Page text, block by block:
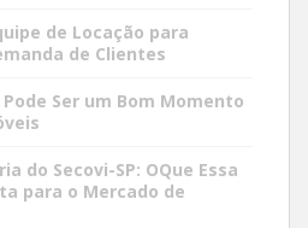
de Locação para
de Clientes
Ser um Bom Momento
do Secovi-SP: OQue Essa
para o Mercado de